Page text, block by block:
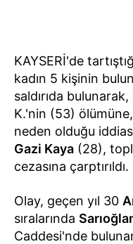
KAYSERİ'de
kadın 5 kişinin
saldırıda bulunarak,
K.'nin (53)
neden olduğu
Gazi Kaya (28),
cezasına çarptırıldı.
Olay, geçen yıl 30
sıralarında
Caddesi'nde